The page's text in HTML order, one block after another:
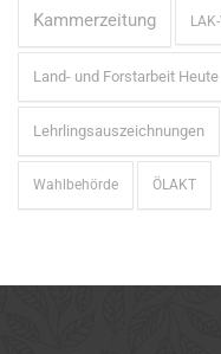
Kammerzeitung
Land- und Forstarbeit Heute
Lehrlingsauszeichnungen
Wahlbehörde ÖLAKT